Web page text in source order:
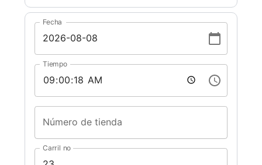
Fecha
Tiempo
Número de tienda
Carril no